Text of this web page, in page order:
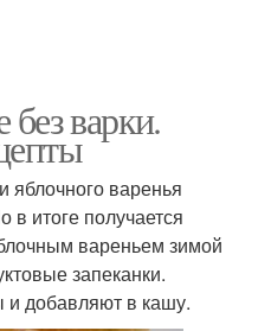
без варки.
яблочного варенья
итоге получается
вареньем зимой
запеканки.
добавляют в кашу.